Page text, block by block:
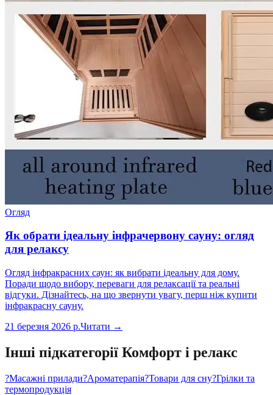
Огляд
Як обрати ідеальну інфрачервону сауну: огляд
для релаксу
Огляд інфракрасних саун: як вибрати ідеальну для дому.
Поради щодо вибору, переваги для релаксації та реальні
відгуки. Дізнайтесь, на що звернути увагу, перш ніж купити
інфракрасну сауну.
21 березня 2026 р.Читати →
Інші підкатегорії Комфорт і релакс
?Масажні прилади?️Ароматерапія?Товари для сну?Грілки та
термопродукція